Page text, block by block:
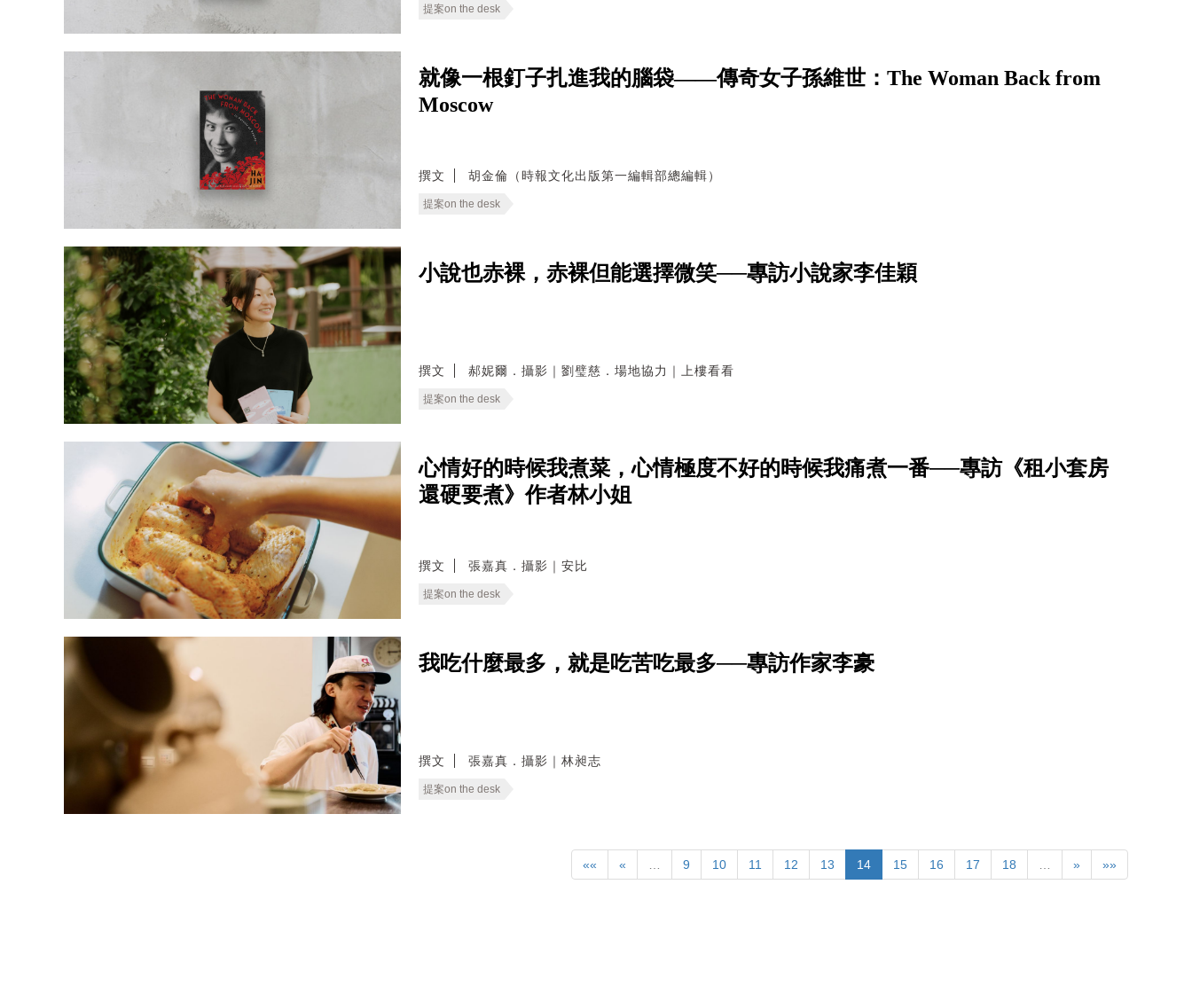
提案on the desk
就像一根釘子扎進我的腦袋——傳奇女子孫維世：The Woman Back from
Moscow
撰文 胡金倫（時報文化出版第一編輯部總編輯）
提案on the desk
小說也赤裸，赤裸但能選擇微笑──專訪小說家李佳穎
撰文 郝妮爾．攝影｜劉璧慈．場地協力｜上樓看看
提案on the desk
心情好的時候我煮菜，心情極度不好的時候我痛煮一番──專訪《租小套房
還硬要煮》作者林小姐
撰文 張嘉真．攝影｜安比
提案on the desk
我吃什麼最多，就是吃苦吃最多──專訪作家李豪
撰文 張嘉真．攝影｜林昶志
提案on the desk
«« « … 9 10 11 12 13 14 15 16 17 18 … » »»